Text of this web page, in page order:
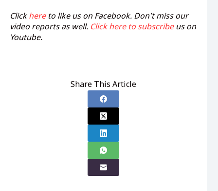
Clickhereto like us on Facebook. Don’t miss our
video reports as well. Click here to subscribeus on
Youtube.
Share This Article